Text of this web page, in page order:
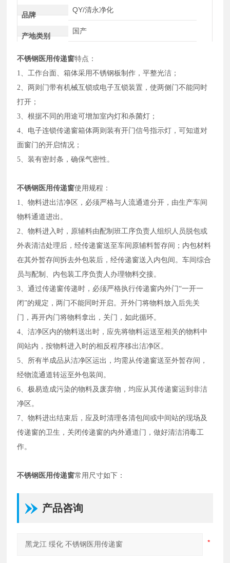
品牌
QY/清永净化
产地类别
国产
不锈钢医用传递窗特点：
1、工作台面、箱体采用不锈钢板制作，平整光洁；
2、两则门带有机械互锁或电子互锁装置，使两侧门不能同时
打开；
3、根据不同的用途可增加室内灯和杀菌灯；
4、电子连锁传递窗箱体两则装有开门信号指示灯，可知道对
面窗门的开启情况；
5、装有密封条，确保气密性。
不锈钢医用传递窗使用规程：
1、物料进出洁净区，必须严格与人流通道分开，由生产车间
物料通道进出。
2、物料进入时，原辅料由配制班工序负责人组织人员脱包或
外表清洁处理后，经传递窗送至车间原辅料暂存间；内包材料
在其外暂存间拆去外包装后，经传递窗送入内包间。车间综合
员与配制、内包装工序负责人办理物料交接。
3、通过传递窗传递时，必须严格执行传递窗内外门“一开一
闭”的规定，两门不能同时开启。开外门将物料放入后先关
门，再开内门将物料拿出，关门，如此循环。
4、洁净区内的物料送出时，应先将物料运送至相关的物料中
间站内，按物料进入时的相反程序移出洁净区。
5、所有半成品从洁净区运出，均需从传递窗送至外暂存间，
经物流通道转运至外包装间。
6、极易造成污染的物料及废弃物，均应从其传递窗运到非洁
净区。
7、物料进出结束后，应及时清理各清包间或中间站的现场及
传递窗的卫生，关闭传递窗的内外通道门，做好清洁消毒工
作。
不锈钢医用传递窗常用尺寸如下：
产品咨询